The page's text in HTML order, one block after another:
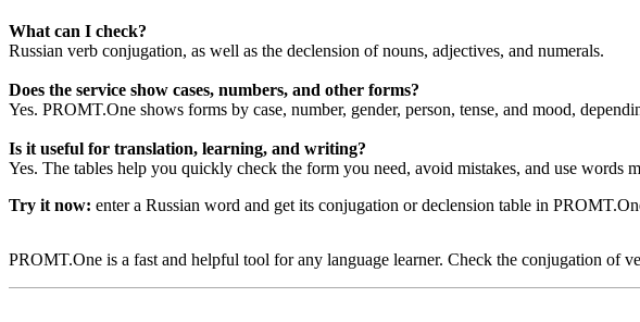
What can I check?
Russian verb conjugation, as well as the declension of nouns, adjectives, and numerals.
Does the service show cases, numbers, and other forms?
Yes. PROMT.One shows forms by case, number, gender, person, tense, and mood,
Is it useful for translation, learning, and writing?
Yes. The tables help you quickly check the form you need, avoid mistakes, and use words
Try it now: enter a Russian word and get its conjugation or declension table in
PROMT.One is a fast and helpful tool for any language learner. Check the conjugation of